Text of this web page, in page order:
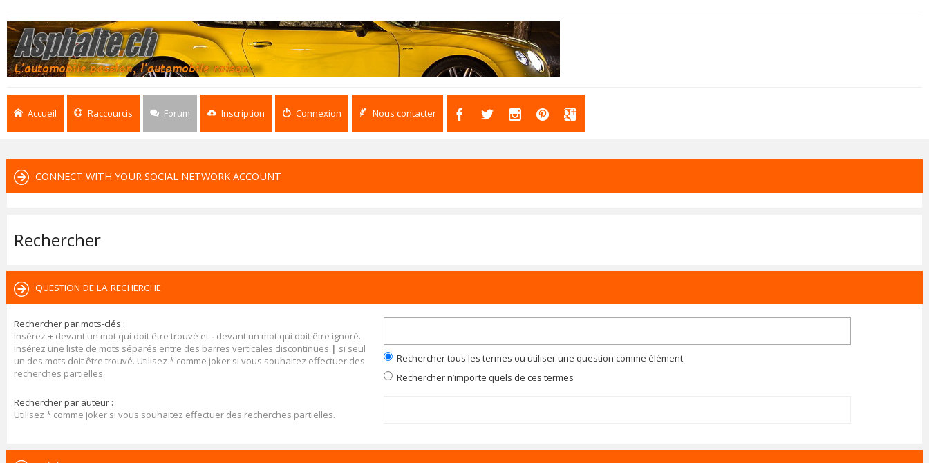
Accueil Raccourcis Forum Inscription Connexion Nous contacter
CONNECT WITH YOUR SOCIAL NETWORK ACCOUNT
Rechercher
QUESTION DE LA RECHERCHE
Rechercher par mots-clés :
Insérez + devant un mot qui doit être trouvé et - devant un mot qui doit être ignoré.
Insérez une liste de mots séparés entre des barres verticales discontinues | si seul
un des mots doit être trouvé. Utilisez * comme joker si vous souhaitez effectuer des
recherches partielles.
Rechercher tous les termes ou utiliser une question comme élément
Rechercher n’importe quels de ces termes
Rechercher par auteur :
Utilisez * comme joker si vous souhaitez effectuer des recherches partielles.